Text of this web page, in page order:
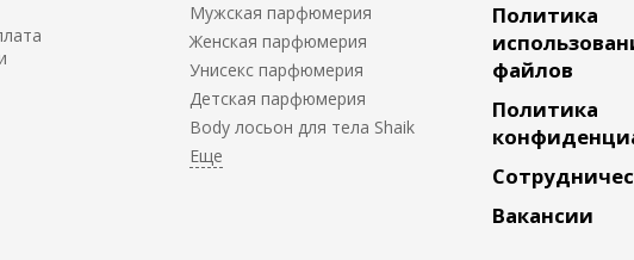
Мужская парфюмерия
Женская парфюмерия
Унисекс парфюмерия
Детская парфюмерия
Body лосьон для тела Shaik
Политика
файлов
Политика
Вакансии